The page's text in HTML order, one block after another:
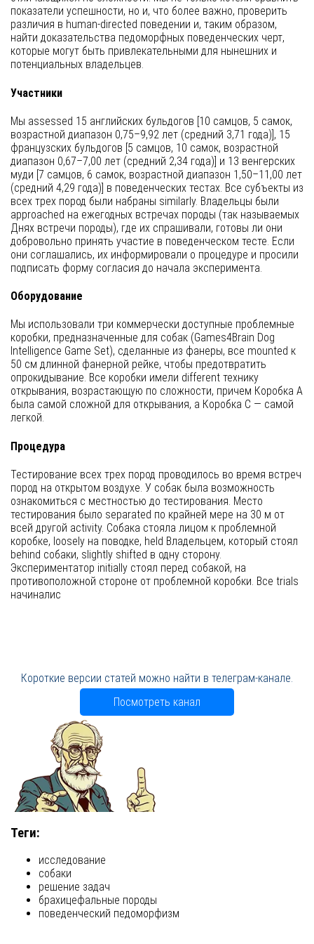
показатели успешности, но и, что более важно, проверить
различия в human-directed поведении и, таким образом,
найти доказательства педоморфных поведенческих черт,
которые могут быть привлекательными для нынешних и
потенциальных владельцев.
Участники
Мы assessed 15 английских бульдогов [10 самцов, 5 самок,
возрастной диапазон 0,75–9,92 лет (средний 3,71 года)], 15
французских бульдогов [5 самцов, 10 самок, возрастной
диапазон 0,67–7,00 лет (средний 2,34 года)] и 13 венгерских
муди [7 самцов, 6 самок, возрастной диапазон 1,50–11,00 лет
(средний 4,29 года)] в поведенческих тестах. Все субъекты из
всех трех пород были набраны similarly. Владельцы были
approached на ежегодных встречах породы (так называемых
Днях встречи породы), где их спрашивали, готовы ли они
добровольно принять участие в поведенческом тесте. Если
они соглашались, их информировали о процедуре и просили
подписать форму согласия до начала эксперимента.
Оборудование
Мы использовали три коммерчески доступные проблемные
коробки, предназначенные для собак (Games4Brain Dog
Intelligence Game Set), сделанные из фанеры, все mounted к
50 см длинной фанерной рейке, чтобы предотвратить
опрокидывание. Все коробки имели different технику
открывания, возрастающую по сложности, причем Коробка А
была самой сложной для открывания, а Коробка С — самой
легкой.
Процедура
Тестирование всех трех пород проводилось во время встреч
пород на открытом воздухе. У собак была возможность
ознакомиться с местностью до тестирования. Место
тестирования было separated по крайней мере на 30 м от
всей другой activity. Собака стояла лицом к проблемной
коробке, loosely на поводке, held Владельцем, который стоял
behind собаки, slightly shifted в одну сторону.
Экспериментатор initially стоял перед собакой, на
противоположной стороне от проблемной коробки. Все trials
начиналис
Короткие версии статей можно найти в телеграм-канале.
Посмотреть канал
Теги:
исследование
собаки
решение задач
брахицефальные породы
поведенческий педоморфизм